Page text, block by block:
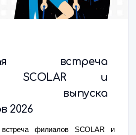
встреча
SCOLAR и
выпуска
2026
филиалов SCOLAR и